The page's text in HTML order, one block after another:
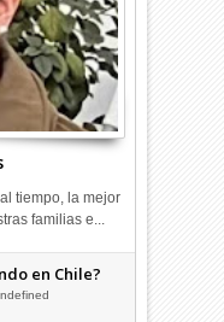
tiempo, la mejor
familias e...
la grieta que
en Chile?